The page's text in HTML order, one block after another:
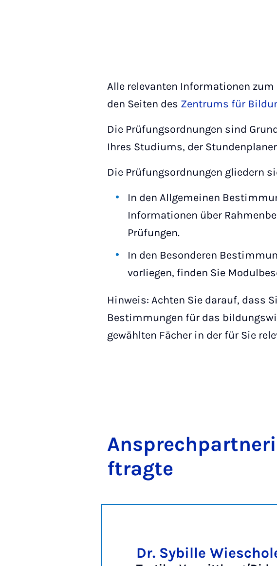
Alle relevanten Informationen
den Seiten des Zentrums für
Die Prüfungsordnungen sind
Ihres Studiums, der
Die Prüfungsordnungen gliedern
In den Allgemeinen
Informationen über
Prüfungen.
In den Besonderen
vorliegen, finden Sie
Hinweis: Achten Sie darauf, dass
Bestimmungen für das
gewählten Fächer in der für Sie
ftragte
Dr. Sybille